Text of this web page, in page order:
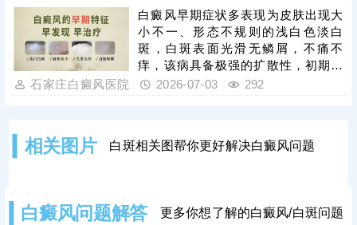
内会逐渐扩大、增多，色素完全脱失
后形成瓷白色白斑，大幅提升治疗难
度，因此早期是治疗白癜风的黄金时
机，此时皮肤黑色素细胞受损程度较
轻，干预修复效果更佳，患者结合自
身病情科学对症医治，切勿盲目用
白癜风早期症状多表现为皮肤出现大
小不一、形态不规则的浅白色淡白
斑，白斑表面光滑无鳞屑，不痛不
痒，该病具备极强的扩散性，初期白
斑面积小、数量少，若拖延不治，会
黑素细胞尚未完全受损，及时干预复
再生，适配早期局限性白斑，治疗贵
石家庄白癜风医院 2026-07-03 292
相关图片 白斑相关图帮你更好解决白癜风问题
白癜风问题解答 更多你想了解的白癜风/白斑问题